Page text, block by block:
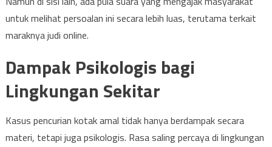
untuk melihat persoalan ini secara lebih luas, terutama terkait
maraknya judi online.
Dampak Psikologis bagi
Lingkungan Sekitar
Kasus pencurian kotak amal tidak hanya berdampak secara
materi, tetapi juga psikologis. Rasa saling percaya di lingkungan